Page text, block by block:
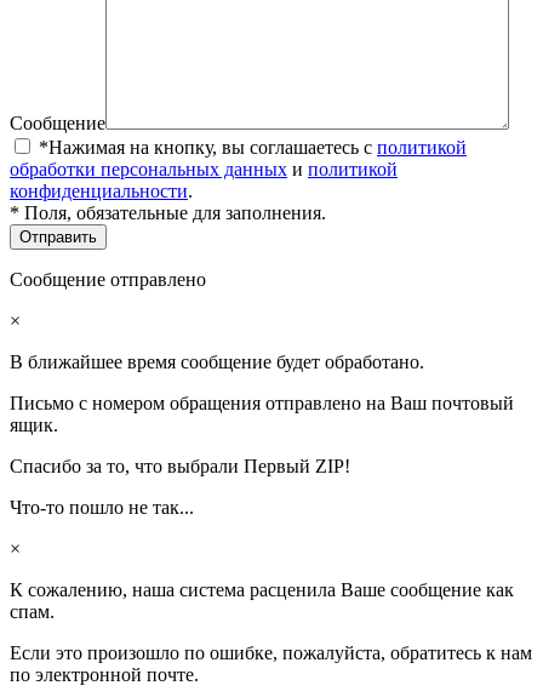
Сообщение
*Нажимая на кнопку, вы соглашаетесь с политикой
обработки персональных данных и политикой
конфиденциальности.
* Поля, обязательные для заполнения.
Сообщение отправлено
×
В ближайшее время сообщение будет обработано.
Письмо с номером обращения отправлено на Ваш почтовый
ящик.
Спасибо за то, что выбрали Первый ZIP!
Что-то пошло не так...
×
К сожалению, наша система расценила Ваше сообщение как
спам.
Если это произошло по ошибке, пожалуйста, обратитесь к нам
по электронной почте.